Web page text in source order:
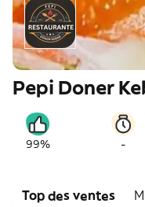
Pepi Doner
99% -
Top des ventes